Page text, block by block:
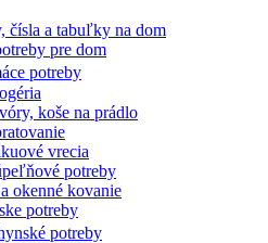
čísla a tabuľky na dom
pre dom
potreby
koše na prádlo
vrecia
potreby
okenné kovanie
potreby
potreby